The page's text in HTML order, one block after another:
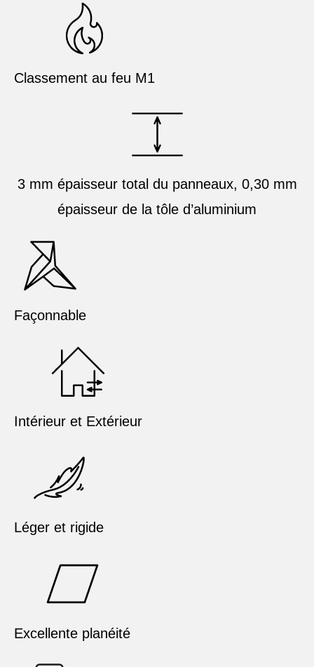
Classement au feu M1
3 mm épaisseur total du panneaux, 0,30 mm
épaisseur de la tôle d’aluminium
Façonnable
Intérieur et Extérieur
Léger et rigide
Excellente planéité